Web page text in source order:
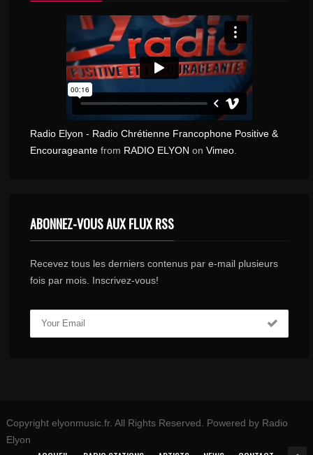
Radio Elyon - Radio Chrétienne Francophone Positive &
Encourageante from RADIO ELYON onVimeo
ABONNEZ-VOUS AUX FLUX RSS
Recevez tous les derniers contenus par e-mail plusieurs
fois par mois. Inscrivez-vous!
Copyright elyonmusic.fr. All Rights Reserved. Powered by Radio
Elyon